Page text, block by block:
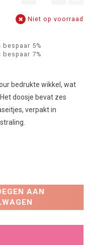
Niet op voorraad
5%
7%
bedrukte wikkel, wat
doosje bevat zes
verpakt in
AAN